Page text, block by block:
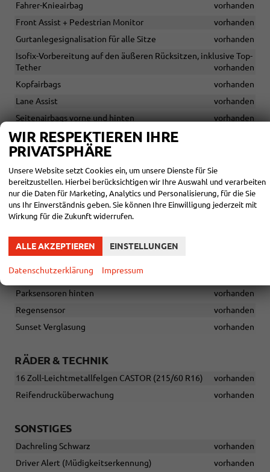
Fahrer-Knieairbag
vorhanden
Front Assist + Pedestrian Monitor
vorhanden
Gurtanlegesignalisation für alle Sitze
vorhanden
Isofix-Vorbereitung auf den äußeren Rücksitzen, inklusive Top-
Tether
vorhanden
Kopfairbags
vorhanden
Lane Assist
vorhanden
Seitenairbags vorne und hinten
vorhanden
Traffic sign recognition - Verkehrszeichenerkennung
AUSSEN
AHK Vorbereitung
vorhanden
Elektrisch anklappbare Außenspiegel mit
FULL LED Rückleuchten
Nebelscheinwerfer
Parksensoren hinten
vorhanden
Regensensor
vorhanden
Sunset Verglasung
vorhanden
RÄDER & TECHNIK
16 Zoll-Leichtmetallfelgen CASTOR (215/60 R16)
vorhanden
Reifendrucküberwachung
vorhanden
SONSTIGES
Dachreling Schwarz
vorhanden
Driver Alert (Müdigkeitserkennung)
vorhanden
WIR RESPEKTIEREN IHRE
PRIVATSPHÄRE
Unsere Website setzt Cookies ein, um unsere Dienste für Sie
bereitzustellen. Hierbei berücksichtigen wir Ihre Auswahl und verarbeiten
nur die Daten für Marketing, Analytics und Personalisierung, für die Sie
uns Ihr Einverständnis geben. Sie können Ihre Einwilligung jederzeit mit
Wirkung für die Zukunft widerrufen.
ALLE AKZEPTIEREN EINSTELLUNGEN
Datenschutzerklärung Impressum